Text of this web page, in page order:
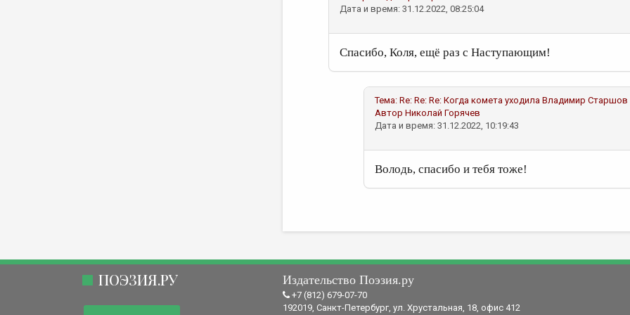
Дата и время: 31.12.2022, 08:25:04
Спасибо, Коля, ещё раз с Наступающим!
Тема: Re: Re: Re: Когда комета уходила Владимир Старшов
Автор Николай Горячев
Дата и время: 31.12.2022, 10:19:43
Володь, спасибо и тебя тоже!
ПОЭЗИЯ.РУ Издательство Поэзия.ру
+7 (812) 679-07-70
192019, Санкт-Петербург, ул. Хрустальная, 18, офис 412